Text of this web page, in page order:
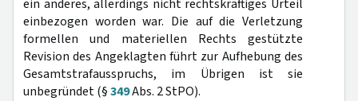
ein anderes, allerdings nicht rechtskräftiges Urteil
einbezogen worden war. Die auf die Verletzung
formellen und materiellen Rechts gestützte
Revision des Angeklagten führt zur Aufhebung des
Gesamtstrafausspruchs, im Übrigen ist sie
unbegründet (§349Abs. 2 StPO).